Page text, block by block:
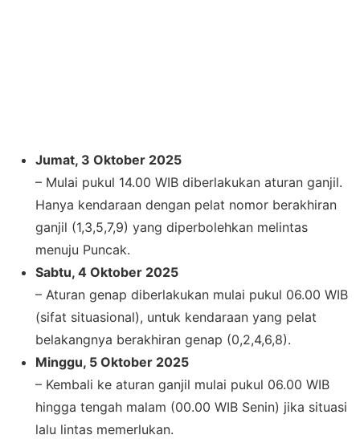
Jumat, 3 Oktober 2025
– Mulai pukul 14.00 WIB diberlakukan aturan ganjil.
Hanya kendaraan dengan pelat nomor berakhiran
ganjil (1,3,5,7,9) yang diperbolehkan melintas
menuju Puncak.
Sabtu, 4 Oktober 2025
– Aturan genap diberlakukan mulai pukul 06.00 WIB
(sifat situasional), untuk kendaraan yang pelat
belakangnya berakhiran genap (0,2,4,6,8).
Minggu, 5 Oktober 2025
– Kembali ke aturan ganjil mulai pukul 06.00 WIB
hingga tengah malam (00.00 WIB Senin) jika situasi
lalu lintas memerlukan.